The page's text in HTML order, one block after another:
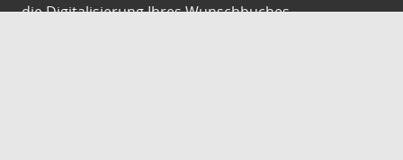
die Digitalisierung Ihres Wunschbuches.